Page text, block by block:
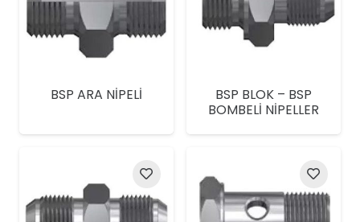
BSP ARA NİPELİ
BSP BLOK – BSP
BOMBELİ NİPELLER